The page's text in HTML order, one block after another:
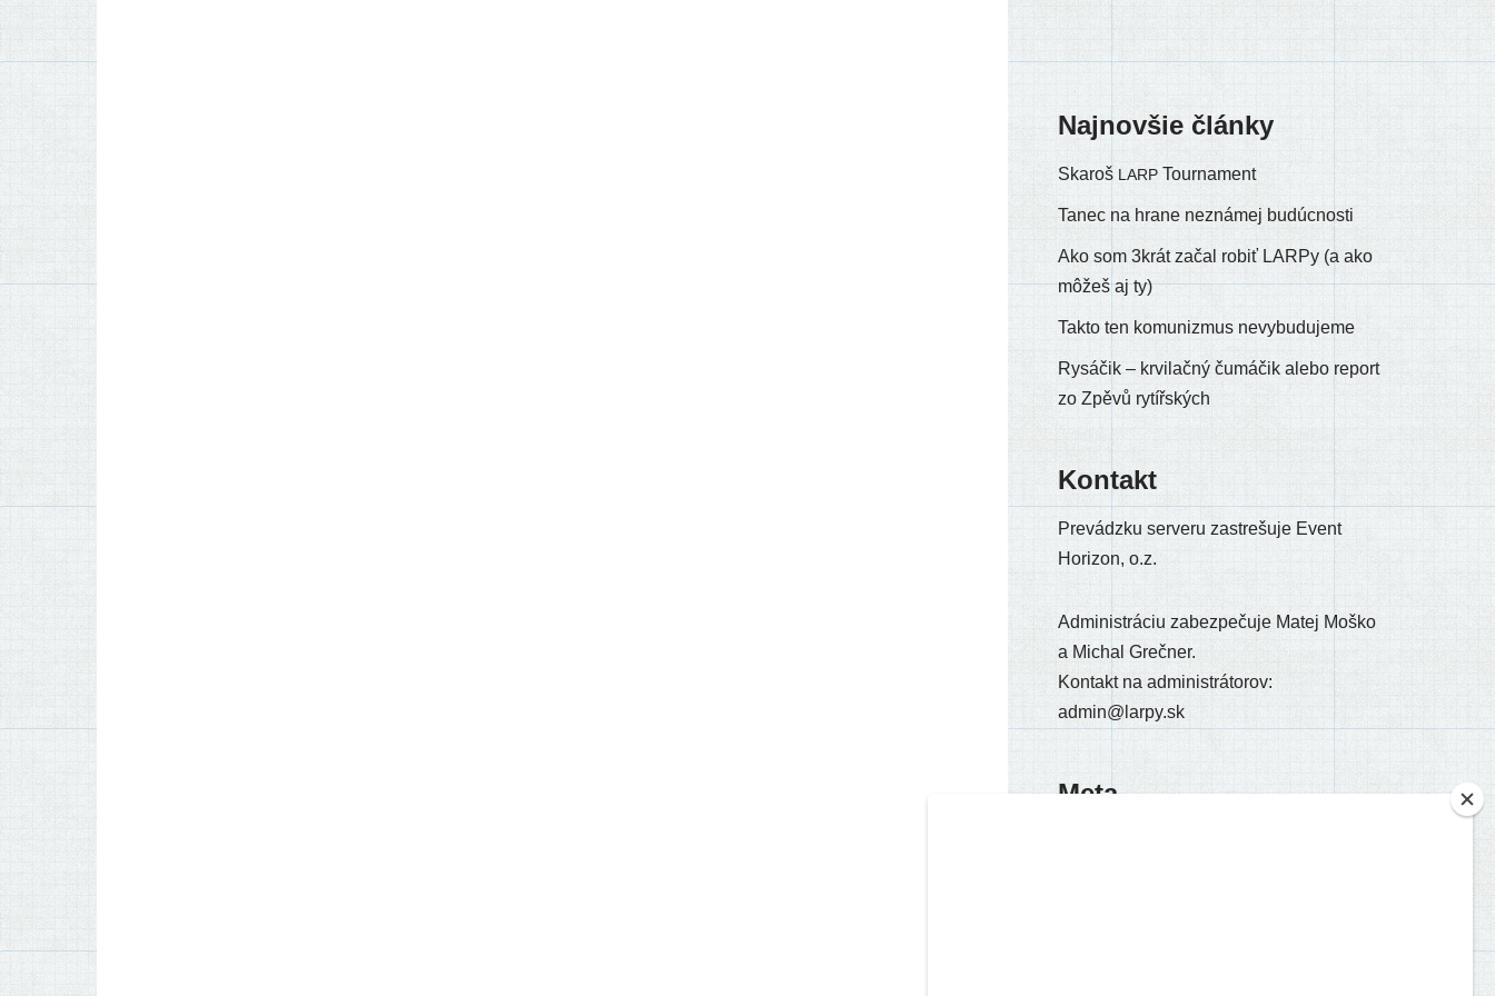
Najnovšie články
Skaroš LARP Tournament
Tanec na hrane neznámej budúcnosti
Ako som 3krát začal robiť LARPy (a ako
môžeš aj ty)
Takto ten komunizmus nevybudujeme
Rysáčik – krvilačný čumáčik alebo report
zo Zpěvů rytířských
Kontakt
Prevádzku ser­ve­ru zastre­šu­je Event
Horizon, o.z.
Administráciu zabez­pe­ču­je Matej Moško
a Michal Grečner.
Kontakt na admi­nis­trá­to­rov:
admin@larpy.sk
Meta